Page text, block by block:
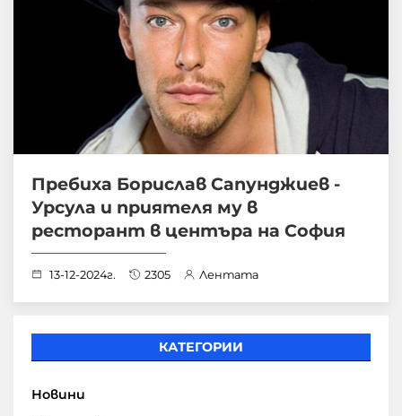
Пребиха Борислав Сапунджиев -
Урсула и приятеля му в
ресторант в центъра на София
13-12-2024г. 2305 Лентата
КАТЕГОРИИ
Новини